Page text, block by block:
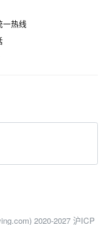
一热线
2020-2027 沪ICP